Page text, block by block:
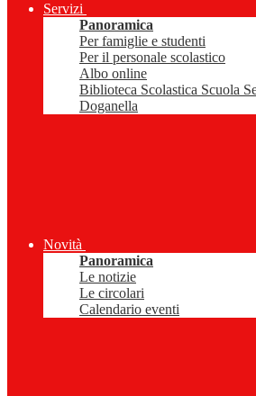
Servizi
Panoramica
Per famiglie e studenti
Per il personale scolastico
Albo online
Biblioteca Scolastica Scuola
Doganella
Novità
Panoramica
Le notizie
Le circolari
Calendario eventi